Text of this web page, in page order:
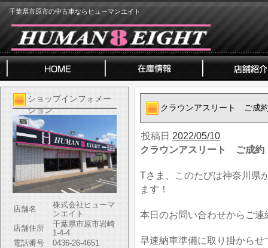
千葉県市原市の中古車ならヒューマンエイト
ショップインフォメー
ション
店舗名
株式会社ヒューマ
ンエイト
店舗住所
千葉県市原市岩崎
1-4-4
電話番号
0436-26-4651
クラウンアスリート ご成
投稿日 2022/05/10
クラウンアスリート ご成約
Tさま、このたびは神奈川県
ます！
本日のお問い合わせからご
早速納車準備に取り掛からせ